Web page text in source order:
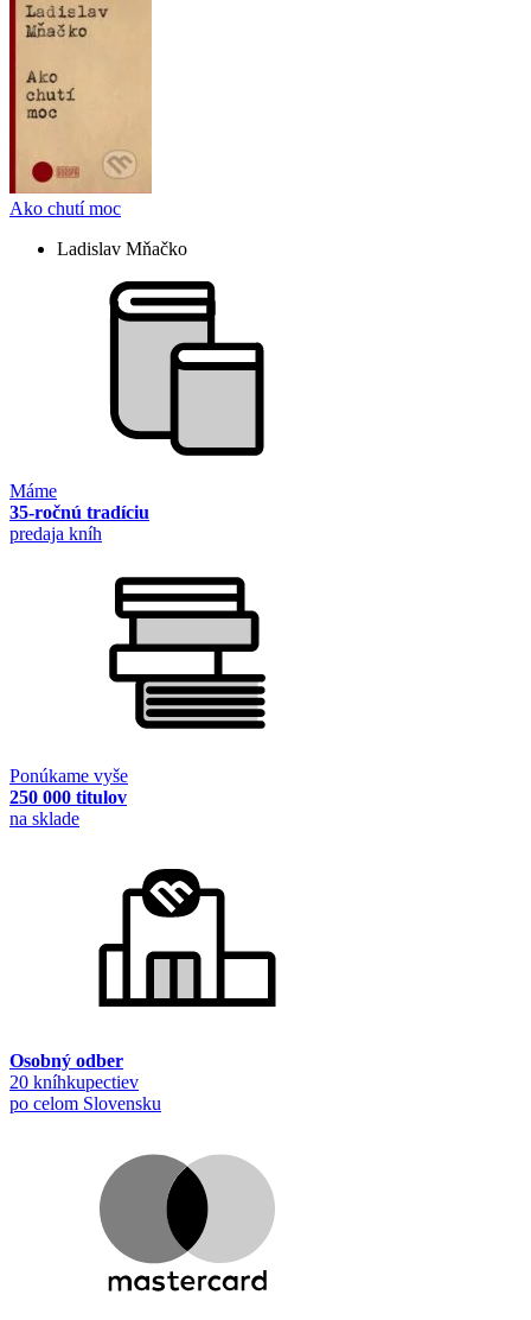
Ako chutí moc
Ladislav Mňačko
Máme
35-ročnú tradíciu
predaja kníh
Ponúkame vyše
250 000 titulov
na sklade
Osobný odber
20 kníhkupectiev
po celom Slovensku